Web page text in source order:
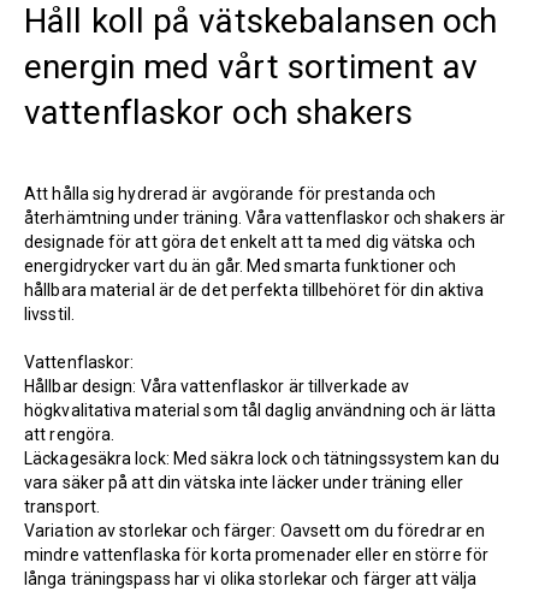
Håll koll på vätskebalansen och
energin med vårt sortiment av
vattenflaskor och shakers
Att hålla sig hydrerad är avgörande för prestanda och
återhämtning under träning. Våra vattenflaskor och shakers är
designade för att göra det enkelt att ta med dig vätska och
energidrycker vart du än går. Med smarta funktioner och
hållbara material är de det perfekta tillbehöret för din aktiva
livsstil.
Vattenflaskor:
Hållbar design: Våra vattenflaskor är tillverkade av
högkvalitativa material som tål daglig användning och är lätta
att rengöra.
Läckagesäkra lock: Med säkra lock och tätningssystem kan du
vara säker på att din vätska inte läcker under träning eller
transport.
Variation av storlekar och färger: Oavsett om du föredrar en
mindre vattenflaska för korta promenader eller en större för
långa träningspass har vi olika storlekar och färger att välja